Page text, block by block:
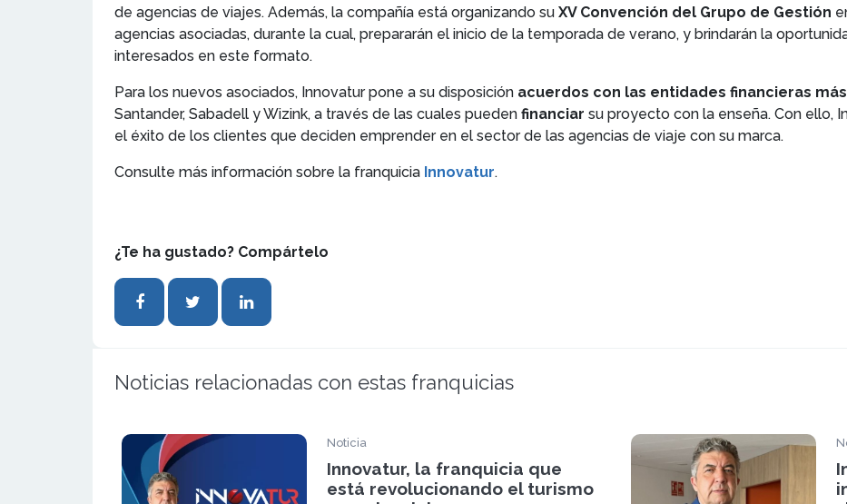
de agencias de viajes. Además, la compañía está organizando su XV Convención del Grupo de Gestión
agencias asociadas, durante la cual, prepararán el inicio de la temporada de verano, y brindarán la
interesados en este formato.
Para los nuevos asociados, Innovatur pone a su disposición acuerdos con las entidades financieras
Santander, Sabadell y Wizink, a través de las cuales pueden financiar su proyecto con la enseña. Con ello,
el éxito de los clientes que deciden emprender en el sector de las agencias de viaje con su marca.
Consulte más información sobre la franquicia Innovatur.
¿Te ha gustado? Compártelo
Noticias relacionadas con estas franquicias
Noticia
Innovatur, la franquicia que
está revolucionando el turismo